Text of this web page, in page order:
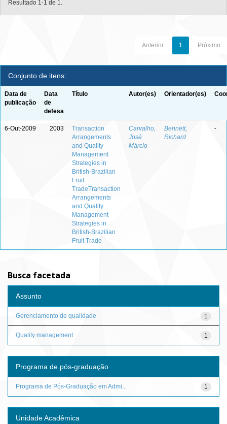
Resultado 1-1 de 1.
Anterior 1 Próximo
Conjunto de itens:
Data de
publicação
Data
de
defesa
Título Autor(es) Orientador(es)
6-Out-2009 2003
Transaction
Arrangements
and Quality
Management
Strategies in
British-Brazilian
Fruit
TradeTransaction
Arrangements
and Quality
Management
Strategies in
British-Brazilian
Fruit Trade
Carvalho,
José
Márcio
Bennett,
Richard
-
Busca facetada
Assunto
1
Gerenciamento de qualidade
1
Quality management
Programa de pós-graduação
1
Programa de Pós-Graduação em Admi...
Unidade Acadêmica